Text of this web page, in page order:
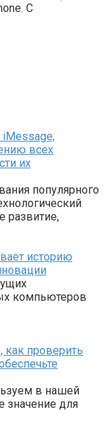
С
iMessage,
всех
их
популярного
развитие,
историю
компьютеров
как проверить
в нашей
значение для